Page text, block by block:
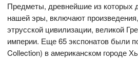
Предметы, древнейшие из которых
нашей эры, включают
этрусской цивилизации, великой
империи. Еще 65 экспонатов были
Collection) в американском городе